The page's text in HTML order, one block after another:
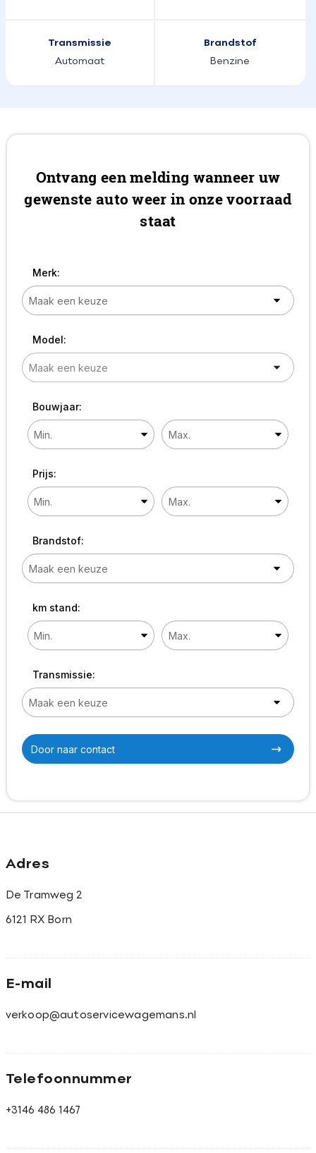
Transmissie
Automaat
Brandstof
Benzine
Ontvang een melding wanneer uw
gewenste auto weer in onze voorraad
staat
Merk:
Model:
Bouwjaar:
Prijs:
Brandstof:
km stand:
Transmissie:
Door naar contact
Adres
De Tramweg 2
6121 RX Born
E-mail
verkoop@autoservicewagemans.nl
Telefoonnummer
+3146 486 1467